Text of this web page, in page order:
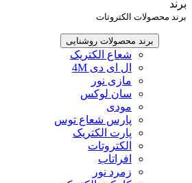
برند
برند محصولات الکتروتات
برند محصولات روشنایی
شعاع الکتریک
ال ای دی 4M
مازی نور
سان لوکس
مودی
پارس شعاع توس
پارت الکتریک
الکتروتات
افراتاب
زمرد نور